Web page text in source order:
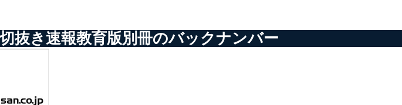
き速報教育版別冊のバックナンバー